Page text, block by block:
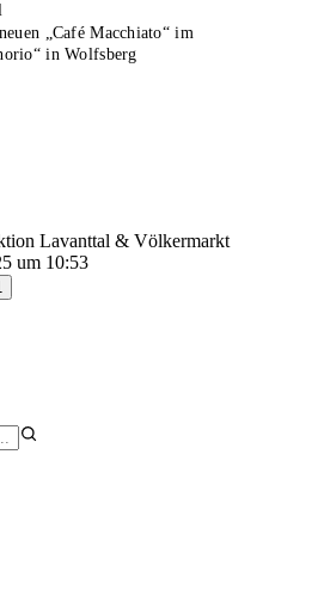
„Café Macchiato“ im
in Wolfsberg
Lavanttal & Völkermarkt
um 10:53